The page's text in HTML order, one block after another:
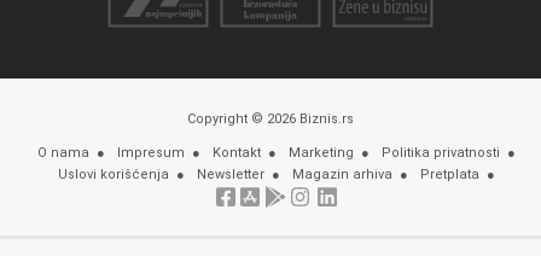
Copyright © 2026 Biznis.rs
O nama Impresum Kontakt Marketing
Politika privatnosti
Uslovi korišćenja
Newsletter Magazin arhiva Pretplata